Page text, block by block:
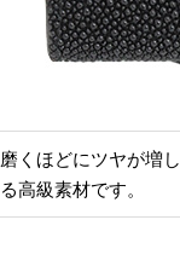
磨くほどにツヤが増
る高級素材です。